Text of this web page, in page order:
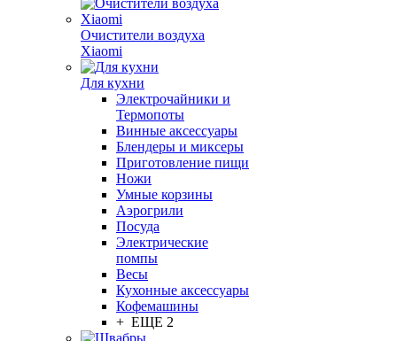
Очистители воздуха
Xiaomi
Для кухни
Электрочайники и
Термопоты
Винные аксессуары
Блендеры и миксеры
Приготовление пищи
Ножи
Умные корзины
Аэрогрили
Посуда
Электрические
помпы
Весы
Кухонные аксессуары
Кофемашины
+ ЕЩЕ 2